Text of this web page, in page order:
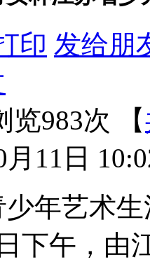
印 发给朋
览983次 【
11日
艺术生
下午，由